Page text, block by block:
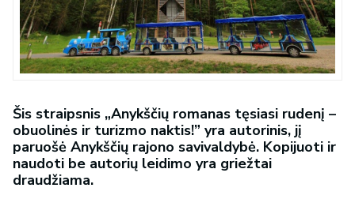
Šis straipsnis „Anykščių romanas tęsiasi rudenį –
obuolinės ir turizmo naktis!” yra autorinis, jį
paruošė Anykščių rajono savivaldybė. Kopijuoti ir
naudoti be autorių leidimo yra griežtai
draudžiama.